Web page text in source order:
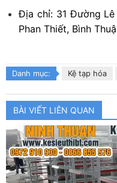
Địa chỉ: 31 Đường Lê
Phan Thiết, Bình
Danh mục: Kệ tạp hóa
BÀI VIẾT LIÊN QUAN